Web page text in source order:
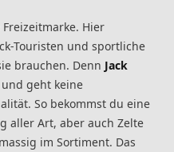
Hier
Touristen und sportliche
brauchen. Denn Jack
geht keine
So bekommst du eine
aller Art, aber auch Zelte
im Sortiment. Das